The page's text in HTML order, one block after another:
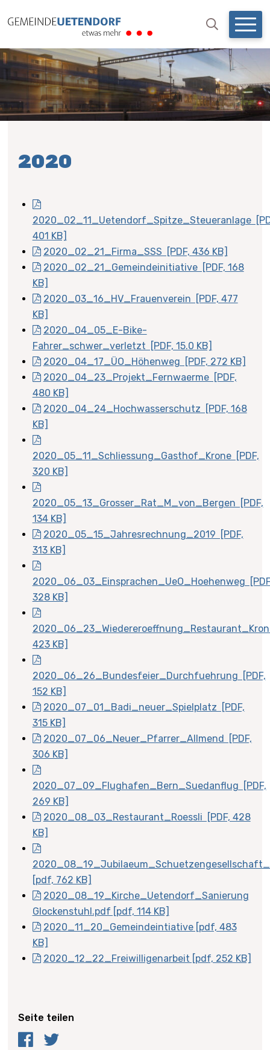
NAVIGIEREN IN
Suche starten
2020
2020_02_11_Uetendorf_Spitze_Steueranlage
401 KB]
2020_02_21_Firma_SSS [PDF, 436 KB]
2020_02_21_Gemeindeinitiative [PDF, 168
KB]
2020_03_16_HV_Frauenverein [PDF, 477
KB]
2020_04_05_E-Bike-
Fahrer_schwer_verletzt [PDF, 15.0 KB]
2020_04_17_ÜO_Höhenweg [PDF, 272 KB]
2020_04_23_Projekt_Fernwaerme [PDF,
480 KB]
2020_04_24_Hochwasserschutz [PDF, 168
KB]
2020_05_11_Schliessung_Gasthof_Krone [PDF,
320 KB]
2020_05_13_Grosser_Rat_M_von_Bergen [PDF,
134 KB]
2020_05_15_Jahresrechnung_2019 [PDF,
313 KB]
2020_06_03_Einsprachen_UeO_Hoehenweg
328 KB]
423 KB]
2020_06_26_Bundesfeier_Durchfuehrung [PDF,
152 KB]
2020_07_01_Badi_neuer_Spielplatz [PDF,
315 KB]
2020_07_06_Neuer_Pfarrer_Allmend [PDF,
306 KB]
2020_07_09_Flughafen_Bern_Suedanflug [PDF,
269 KB]
2020_08_03_Restaurant_Roessli [PDF, 428
KB]
[pdf, 762 KB]
2020_08_19_Kirche_Uetendorf_Sanierung
Glockenstuhl.pdf [pdf, 114 KB]
2020_11_20_Gemeindeintiative [pdf, 483
KB]
2020_12_22_Freiwilligenarbeit [pdf, 252 KB]
Seite teilen
Facebook
Twitter